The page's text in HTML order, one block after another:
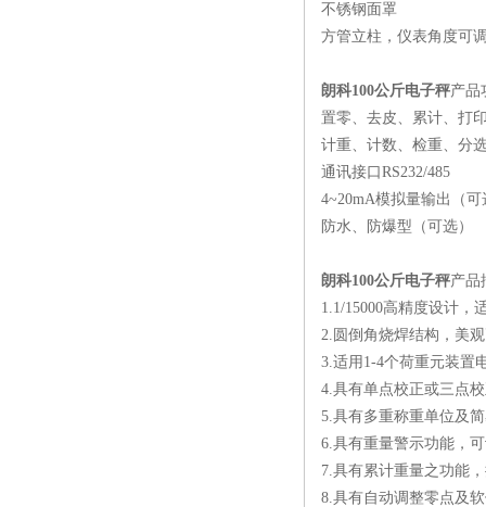
不锈钢面罩
方管立柱，仪表角度可
朗科100公斤电子秤产品
置零、去皮、累计、打
计重、计数、检重、分
通讯接口RS232/485
4~20mA模拟量输出（可
防水、防爆型（可选）
朗科100公斤电子秤产品
1.1/15000高精度设计，
2.圆倒角烧焊结构，美
3.适用1-4个荷重元装置
4.具有单点校正或三点
5.具有多重称重单位及
6.具有重量警示功能，
7.具有累计重量之功能
8.具有自动调整零点及